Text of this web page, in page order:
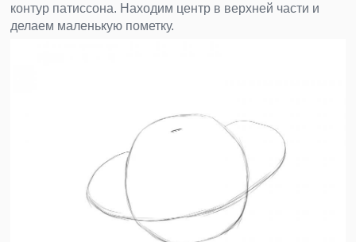
контур патиссона. Находим центр в верхней части и
делаем маленькую пометку.